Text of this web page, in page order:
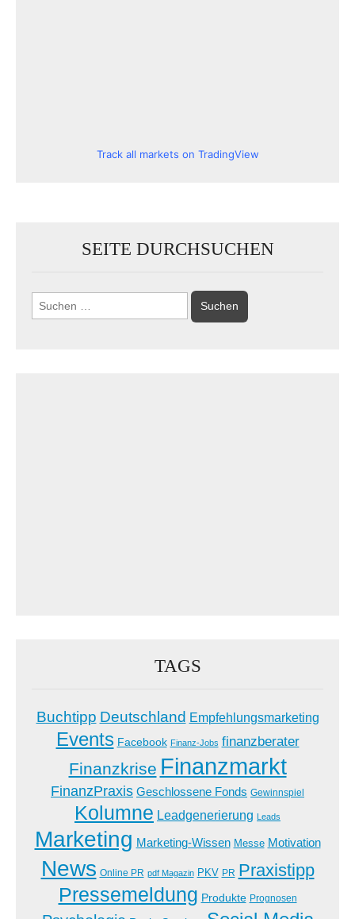
Track all markets on TradingView
SEITE DURCHSUCHEN
Suchen
nach:
TAGS
Buchtipp Deutschland Empfehlungsmarketing
Events Facebook Finanz-Jobs finanzberater
Finanzkrise Finanzmarkt
FinanzPraxis Geschlossene Fonds Gewinnspiel
Kolumne Leadgenerierung Leads
Marketing Marketing-Wissen Messe Motivation
News Online PR pdf Magazin PKV PR Praxistipp
Pressemeldung Produkte Prognosen